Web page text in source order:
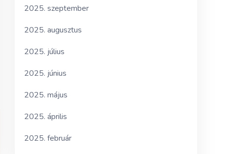
2025. szeptember
2025. augusztus
2025. július
2025. június
2025. május
2025. április
2025. február